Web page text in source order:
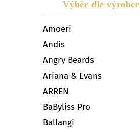
Výběr dle výrobce
Amoeri
Andis
Angry Beards
Ariana & Evans
ARREN
BaByliss Pro
Ballangi